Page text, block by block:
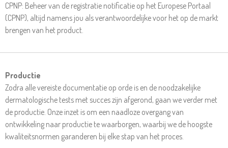
CPNP: Beheer van de registratie notificatie op het Europese Portaal
(CPNP), altijd namens jou als verantwoordelijke voor het op de markt
brengen van het product.
Productie
Zodra alle vereiste documentatie op orde is en de noodzakelijke
dermatologische tests met succes zijn afgerond, gaan we verder met
de productie. Onze inzet is om een naadloze overgang van
ontwikkeling naar productie te waarborgen, waarbij we de hoogste
kwaliteitsnormen garanderen bij elke stap van het proces.